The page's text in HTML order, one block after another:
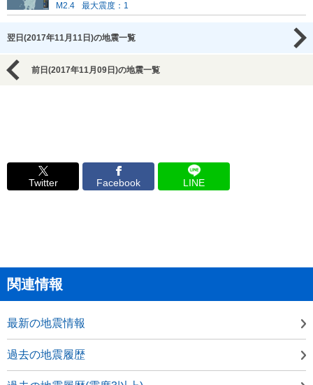
M2.4
最大震度：1
翌日(2017年11月11日)の地震一覧
前日(2017年11月09日)の地震一覧
Twitter Facebook LINE
関連情報
最新の地震情報
過去の地震履歴